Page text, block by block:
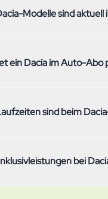
Modelle sind
und technischen
ein Dacia im Auto-Abo
hängt vom
km/Monat) und einer
sind beim
kündbar mit 30
bei